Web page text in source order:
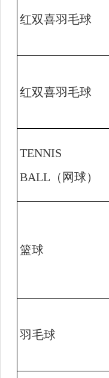
红双喜羽毛球
红双喜羽毛球
TENNIS
BALL （网球）
篮球
羽毛球